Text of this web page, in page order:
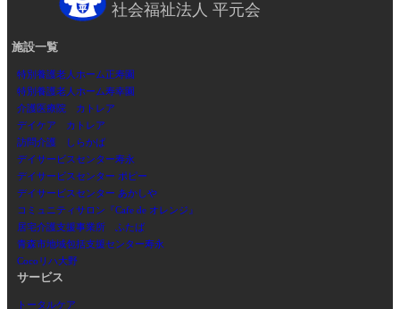
社会福祉法人 平元会
施設一覧
特別養護老人ホーム正寿園
特別養護老人ホーム寿幸園
介護医療院 カトレア
デイケア カトレア
訪問介護 しらかば
デイサービスセンター寿永
デイサービスセンター ポピー
デイサービスセンター あかしや
コミュニティサロン『Cafe de オレンジ』
居宅介護支援事業所 ふたば
青森市地域包括支援センター寿永
Cocoリハ大野
サービス
トータルケア